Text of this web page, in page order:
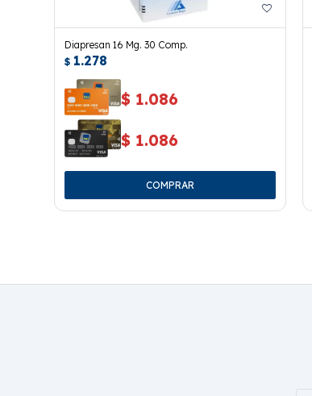
Diapresan 16 Mg. 30 Comp.
$ 1.278
$ 1.086
$ 1.086